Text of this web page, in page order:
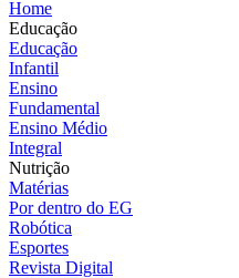
Home
Educação
Educação
Infantil
Ensino
Fundamental
Ensino Médio
Integral
Nutrição
Matérias
Por dentro do EG
Robótica
Esportes
Revista Digital